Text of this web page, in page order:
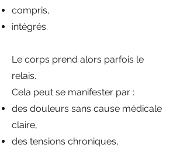
compris,
intégrés.
Le corps prend alors parfois le
relais.
Cela peut se manifester par :
des douleurs sans cause médicale
claire,
des tensions chroniques,